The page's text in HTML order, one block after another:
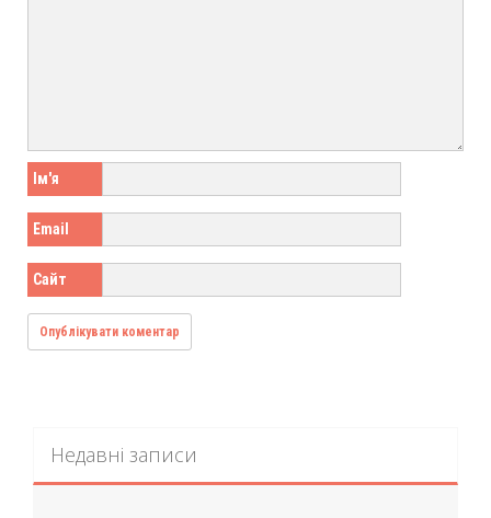
Ім'я
Email
Сайт
Недавні записи